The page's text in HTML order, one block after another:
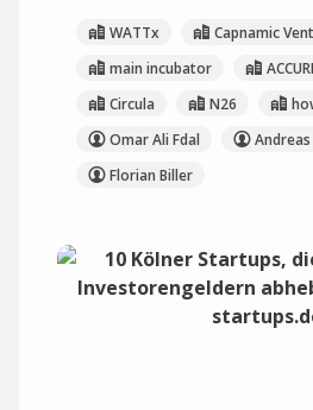
WATTx
Capnamic
main incubator
Circula
N26
Omar Ali Fdal
Florian Biller